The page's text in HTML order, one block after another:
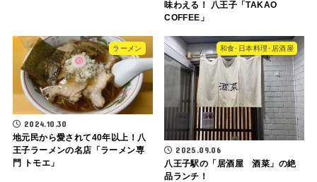
味わえる！ 八王子「TAKAO
COFFEE」
ラーメン
2024.10.30
地元民から愛されて40年以上！八
王子ラーメンの名店「ラーメン専
門 トモエ」
和食･日本料理･居酒屋
2025.09.06
八王子駅の「居酒屋 酒菜」の絶
品ランチ！